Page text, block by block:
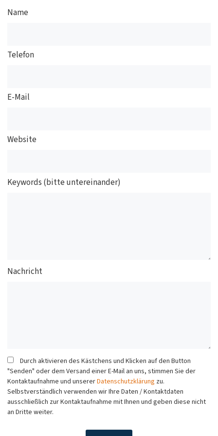
Name
Telefon
E-Mail
Website
Keywords (bitte untereinander)
Nachricht
Durch aktivieren des Kästchens und Klicken auf den Button
"Senden" oder dem Versand einer E-Mail an uns, stimmen Sie der
Kontaktaufnahme und unsererDatenschutzklärung zu.
Selbstverständlich verwenden wir Ihre Daten / Kontaktdaten
ausschließlich zur Kontaktaufnahme mit Ihnen und geben diese nicht
an Dritte weiter.